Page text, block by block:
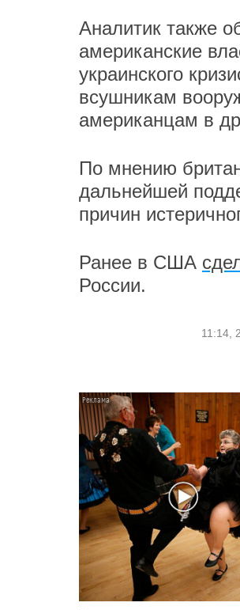
Аналитик также
американские
украинского
всушникам
американцам в
По мнению
дальнейшей
причин
Ранее в США
России.
11:14,